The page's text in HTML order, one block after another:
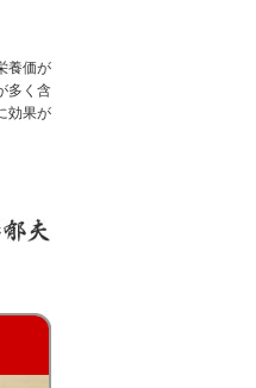
養価が
多く含
効果が